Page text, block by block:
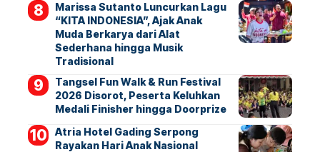
Marissa Sutanto Luncurkan Lagu
“KITA INDONESIA”, Ajak Anak
Muda Berkarya dari Alat
Sederhana hingga Musik
Tradisional
Tangsel Fun Walk & Run Festival
2026 Disorot, Peserta Keluhkan
Medali Finisher hingga Doorprize
Atria Hotel Gading Serpong
Rayakan Hari Anak Nasional